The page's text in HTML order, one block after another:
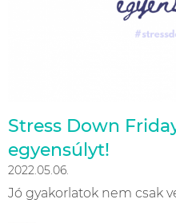
Stress Down
egyensúlyt!
2022.05.06.
Jó gyakorlatok nem csak